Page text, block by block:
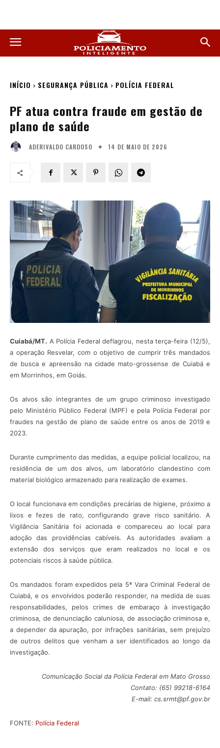
INÍCIO SEGURANÇA PÚBLICA POLÍCIA FEDERAL
PF atua contra fraude em gestão de
plano de saúde
ADERIVALDO CARDOSO 14 DE MAIO DE 2026
Cuiabá/MT. A Polícia Federal deflagrou, nesta terça-feira (12/5),
a operação Resvelar, com o objetivo de cumprir três mandados
de busca e apreensão na cidade mato-grossense de Cuiabá e
em Morrinhos, em Goiás.
Os alvos são integrantes de um grupo criminoso investigado
pelo Ministério Público Federal (MPF) e pela Polícia Federal por
fraudes na gestão de plano de saúde entre os anos de 2019 e
2023.
Durante cumprimento das medidas, a equipe policial localizou, na
residência de um dos alvos, um laboratório clandestino com
material biológico armazenado para realização de exames.
O local funcionava em condições precárias de higiene, próximo a
lixos e fezes de rato, configurando grave risco sanitário. A
Vigilância Sanitária foi acionada e compareceu ao local para
adoção das providências cabíveis. As autoridades avaliam a
extensão dos serviços que eram realizados no local e os
potenciais riscos à saúde pública.
Os mandados foram expedidos pela 5ª Vara Criminal Federal de
Cuiabá, e os envolvidos poderão responder, na medida de suas
responsabilidades, pelos crimes de embaraço à investigação
criminosa, de denunciação caluniosa, de associação criminosa e,
a depender da apuração, por infrações sanitárias, sem prejuízo
de outros delitos que venham a ser identificados ao longo da
investigação.
Comunicação Social da Polícia Federal em Mato Grosso
Contato: (65) 99218-6164
E-mail: cs.srmt@pf.gov.br
FONTE: Polícia Federal